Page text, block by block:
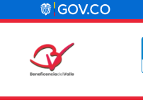
al
contenido